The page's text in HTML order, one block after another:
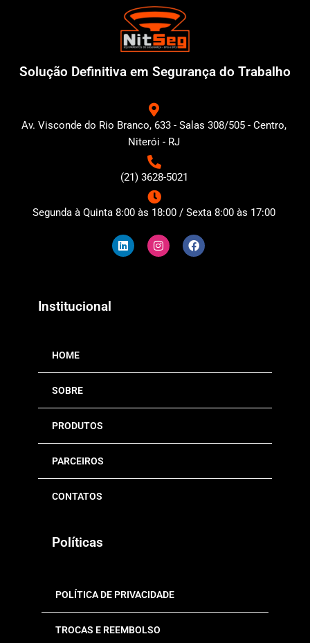
Solução Definitiva em Segurança do Trabalho
Av. Visconde do Rio Branco, 633 - Salas 308/505 - Centro,
Niterói - RJ
(21) 3628-5021
Segunda à Quinta 8:00 às 18:00 / Sexta 8:00 às 17:00
i
n
k
n
s
t
a
c
e
Institucional
HOME
SOBRE
PRODUTOS
PARCEIROS
CONTATOS
Políticas
POLÍTICA DE PRIVACIDADE
TROCAS E REEMBOLSO